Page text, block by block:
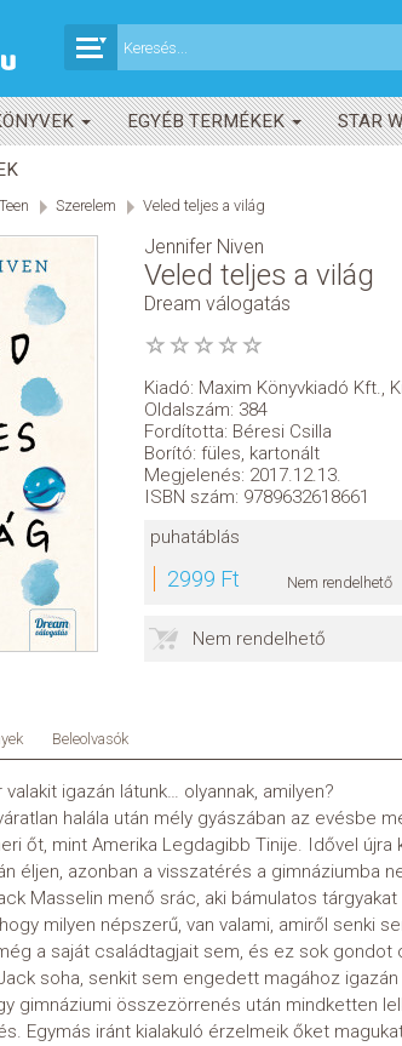
EGYÉB TERMÉKEK STAR
Szerelem Veled teljes a világ
Jennifer Niven
Veled teljes a világ
Dream válogatás
Kiadó: Maxim Könyvkiadó Kft.
Oldalszám: 384
Fordította: Béresi Csilla
Borító: füles, kartonált
Megjelenés: 2017.12.13.
ISBN szám: 9789632618661
Nem rendelhető
puhatáblás
2999 Ft Nem rendelhető
Beleolvasók
igazán látunk… olyannak, amilyen?
halála után mély gyászában az evésbe
őt, mint Amerika Legdagibb Tinije. Idővel
éljen, azonban a visszatérés a gimnáziumba
Masselin menő srác, aki bámulatos
milyen népszerű, van valami, amiről senki
a saját családtagjait sem, és ez sok gondot
soha, senkit sem engedett magához
gimnáziumi összezörrenés után mindketten
Egymás iránt kialakuló érzelmeik őket